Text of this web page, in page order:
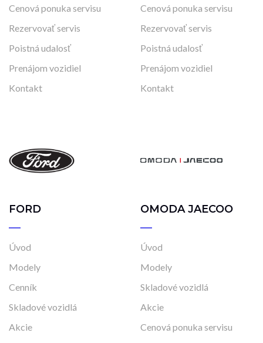
Cenová ponuka servisu
Rezervovať servis
Poistná udalosť
Prenájom vozidiel
Kontakt
Cenová ponuka servisu
Rezervovať servis
Poistná udalosť
Prenájom vozidiel
Kontakt
FORD
Úvod
Modely
Cenník
Skladové vozidlá
Akcie
OMODA JAECOO
Úvod
Modely
Skladové vozidlá
Akcie
Cenová ponuka servisu